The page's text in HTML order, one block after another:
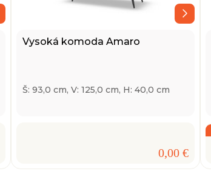
Vysoká komoda Amaro
Š: 93,0 cm, V: 125,0 cm, H: 40,0 cm
0,00 €